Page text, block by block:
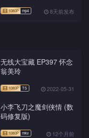
8天前发布
无线大宝藏 EP397 怀念
翁美玲
2022-05-31
小李飞刀之魔剑侠情 (数
码修复版)
12个月前